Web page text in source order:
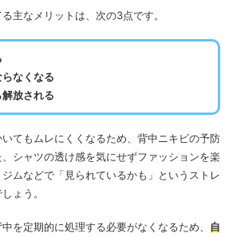
主なメリットは、次の3点です。
らなくなる
解放される
てもムレにくくなるため、背中ニキビの予防
シャツの透け感を気にせずファッションを楽
ムなどで「見られているかも」というストレ
ょう。
を定期的に処理する必要がなくなるため、 自